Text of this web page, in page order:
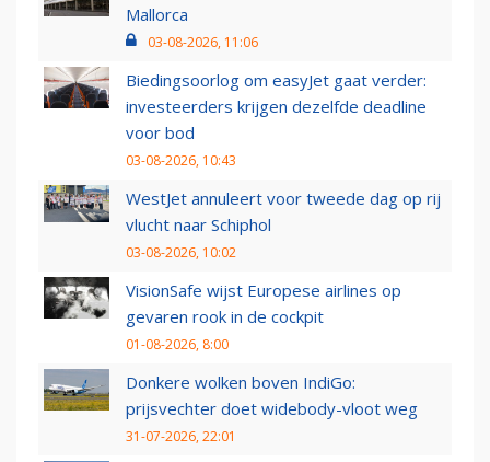
Mallorca
03-08-2026, 11:06
Biedingsoorlog om easyJet gaat verder:
investeerders krijgen dezelfde deadline
voor bod
03-08-2026, 10:43
WestJet annuleert voor tweede dag op rij
vlucht naar Schiphol
03-08-2026, 10:02
VisionSafe wijst Europese airlines op
gevaren rook in de cockpit
01-08-2026, 8:00
Donkere wolken boven IndiGo:
prijsvechter doet widebody-vloot weg
31-07-2026, 22:01